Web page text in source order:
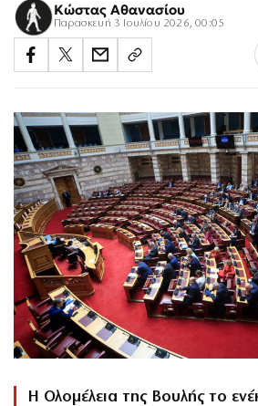
Κώστας Αθανασίου
Παρασκευή 3 Ιουλίου 2026, 00:05
Η Ολομέλεια της Βουλής το